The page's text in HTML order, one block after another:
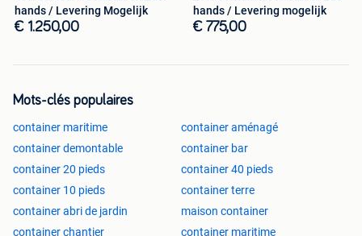
hands / Levering Mogelijk
€ 1.250,00
hands / Levering mogelijk
€ 775,00
Mots-clés populaires
container maritime
container aménagé
container demontable
container bar
container 20 pieds
container 40 pieds
container 10 pieds
container terre
container abri de jardin
maison container
container chantier
container maritime